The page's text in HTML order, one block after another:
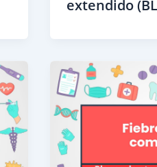
extendido